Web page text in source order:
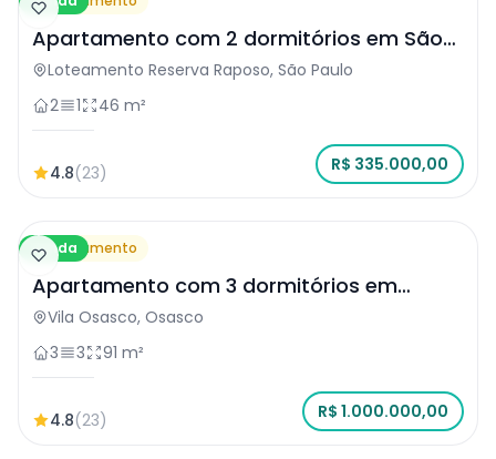
Apartamento com 2 dormitórios em São
Paulo
Loteamento Reserva Raposo, São Paulo
2
1 46 m²
4.8(23) R$ 335.000,00
Venda
Apartamento
Apartamento com 3 dormitórios em
Osasco
Vila Osasco, Osasco
3
3 91 m²
4.8(23) R$ 1.000.000,00